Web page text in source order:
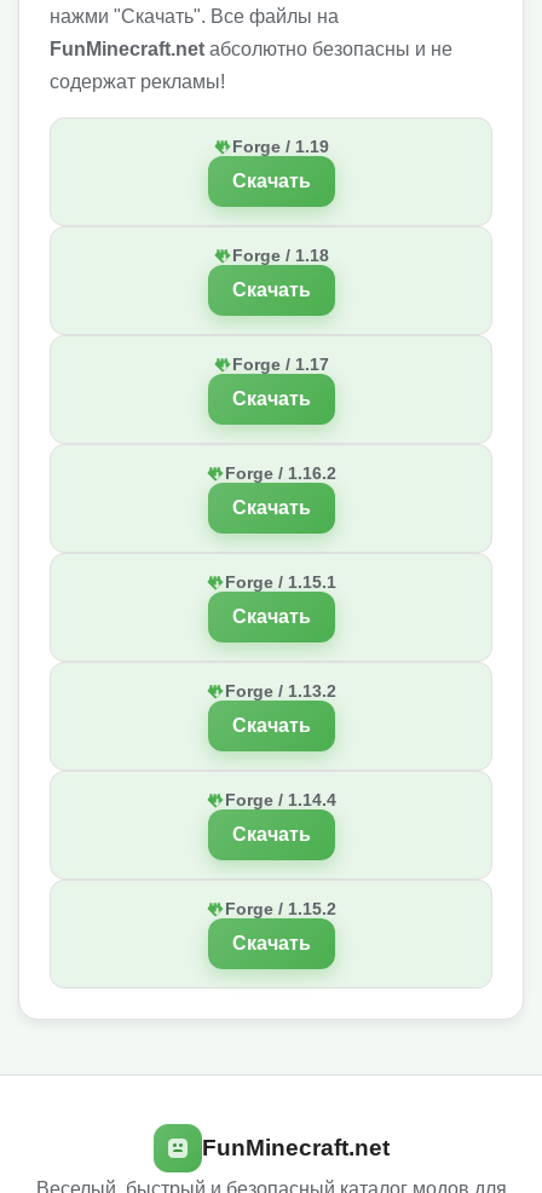
нажми "Скачать". Все файлы на
FunMinecraft.net абсолютно безопасны и не
содержат рекламы!
Forge / 1.19
Скачать
Forge / 1.18
Скачать
Forge / 1.17
Скачать
Forge / 1.16.2
Скачать
Forge / 1.15.1
Скачать
Forge / 1.13.2
Скачать
Forge / 1.14.4
Скачать
Forge / 1.15.2
Скачать
FunMinecraft.net